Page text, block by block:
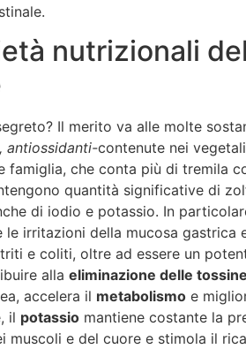
nutrizionali
Il merito va alle molte
antiossidanti-contenute nei
famiglia, che conta più di tremila
quantità significative di
di iodio e potassio. In
le irritazioni della mucosa gastrica
e coliti, oltre ad essere un
alla eliminazione delle tossine
accelera il metabolismo e
il potassio mantiene costante la
muscoli e del cuore e stimola il